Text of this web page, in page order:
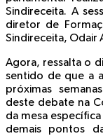
Sindireceita. A
diretor de
Sindireceita, Odair
Agora, ressalta o
sentido de que a
próximas
deste debate na
da mesa
demais pontos